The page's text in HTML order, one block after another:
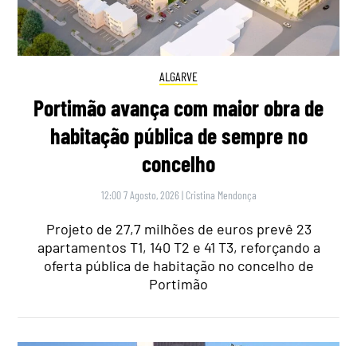
ALGARVE
Portimão avança com maior obra de
habitação pública de sempre no
concelho
12:00 7 Agosto, 2026 | Cristina Mendonça
Projeto de 27,7 milhões de euros prevê 23
apartamentos T1, 140 T2 e 41 T3, reforçando a
oferta pública de habitação no concelho de
Portimão